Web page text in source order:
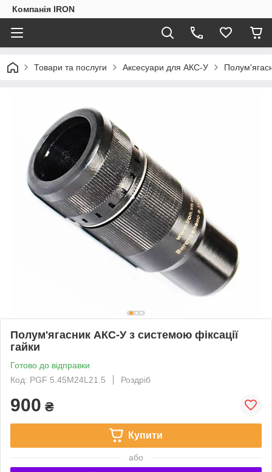
Компанія IRON
Товари та послуги Аксесуари для АКС-У
Полум'ягасник АКС-У з системою фіксації
гайки
Готово до відправки
Код: PGF 5.45M24L21.5
Роздріб
900 ₴
Купити
або